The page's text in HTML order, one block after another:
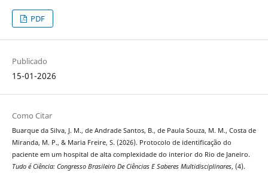
PDF
Publicado
15-01-2026
Como Citar
Buarque da Silva, J. M., de Andrade Santos, B., de Paula Souza, M. M., Costa de
Miranda, M. P., & Maria Freire, S. (2026). Protocolo de identificação do
paciente em um hospital de alta complexidade do interior do Rio de Janeiro.
Tudo é Ciência: Congresso Brasileiro De Ciências E Saberes Multidisciplinares, (4).